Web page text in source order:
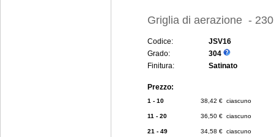
Griglia di aerazione -
Codice:
JSV16
Grado:
304
Finitura:
Satinato
Prezzo:
1 - 10 38,42 € ciascuno
11 - 20 36,50 € ciascuno
21 - 49 34,58 € ciascuno